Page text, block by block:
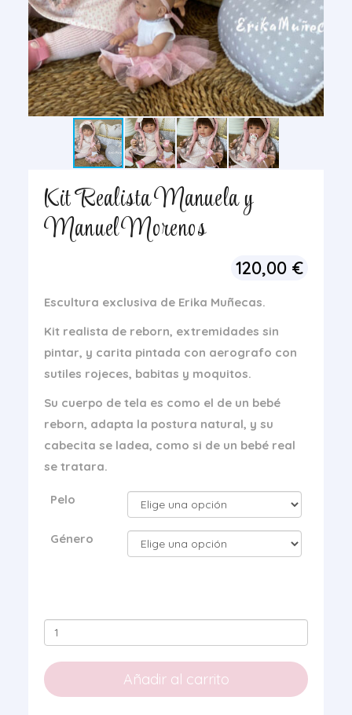
Kit Realista Manuela y
Manuel Morenos
120,00 €
Escultura exclusiva de Erika Muñecas.
Kit realista de reborn, extremidades sin
pintar, y carita pintada con aerografo con
sutiles rojeces, babitas y moquitos.
Su cuerpo de tela es como el de un bebé
reborn, adapta la postura natural, y su
cabecita se ladea, como si de un bebé real
se tratara.
Pelo
Género
Kit
Realista
Manuela
y
Añadir al carrito